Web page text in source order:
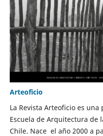
Arteoficio
La Revista Arteoficio es
Escuela de Arquitectura de
Chile. Nace el año 2000 a